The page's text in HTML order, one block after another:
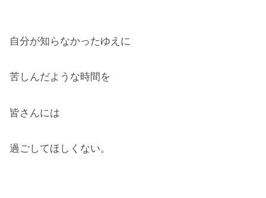
自分が知らなかったゆえに
苦しんだような時間を
皆さんには
過ごしてほしくない。